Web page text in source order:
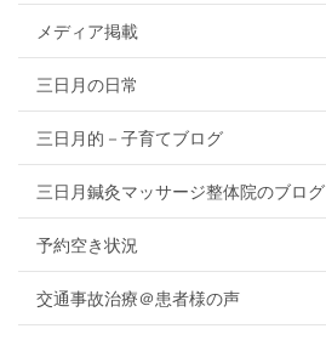
メディア掲載
三日月の日常
三日月的－子育てブログ
三日月鍼灸マッサージ整体院のブログ
予約空き状況
交通事故治療＠患者様の声